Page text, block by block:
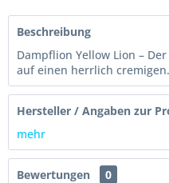
Beschreibung
Dampflion Yellow Lion –
auf einen herrlich
Hersteller / Angaben zur
mehr
Bewertungen
0